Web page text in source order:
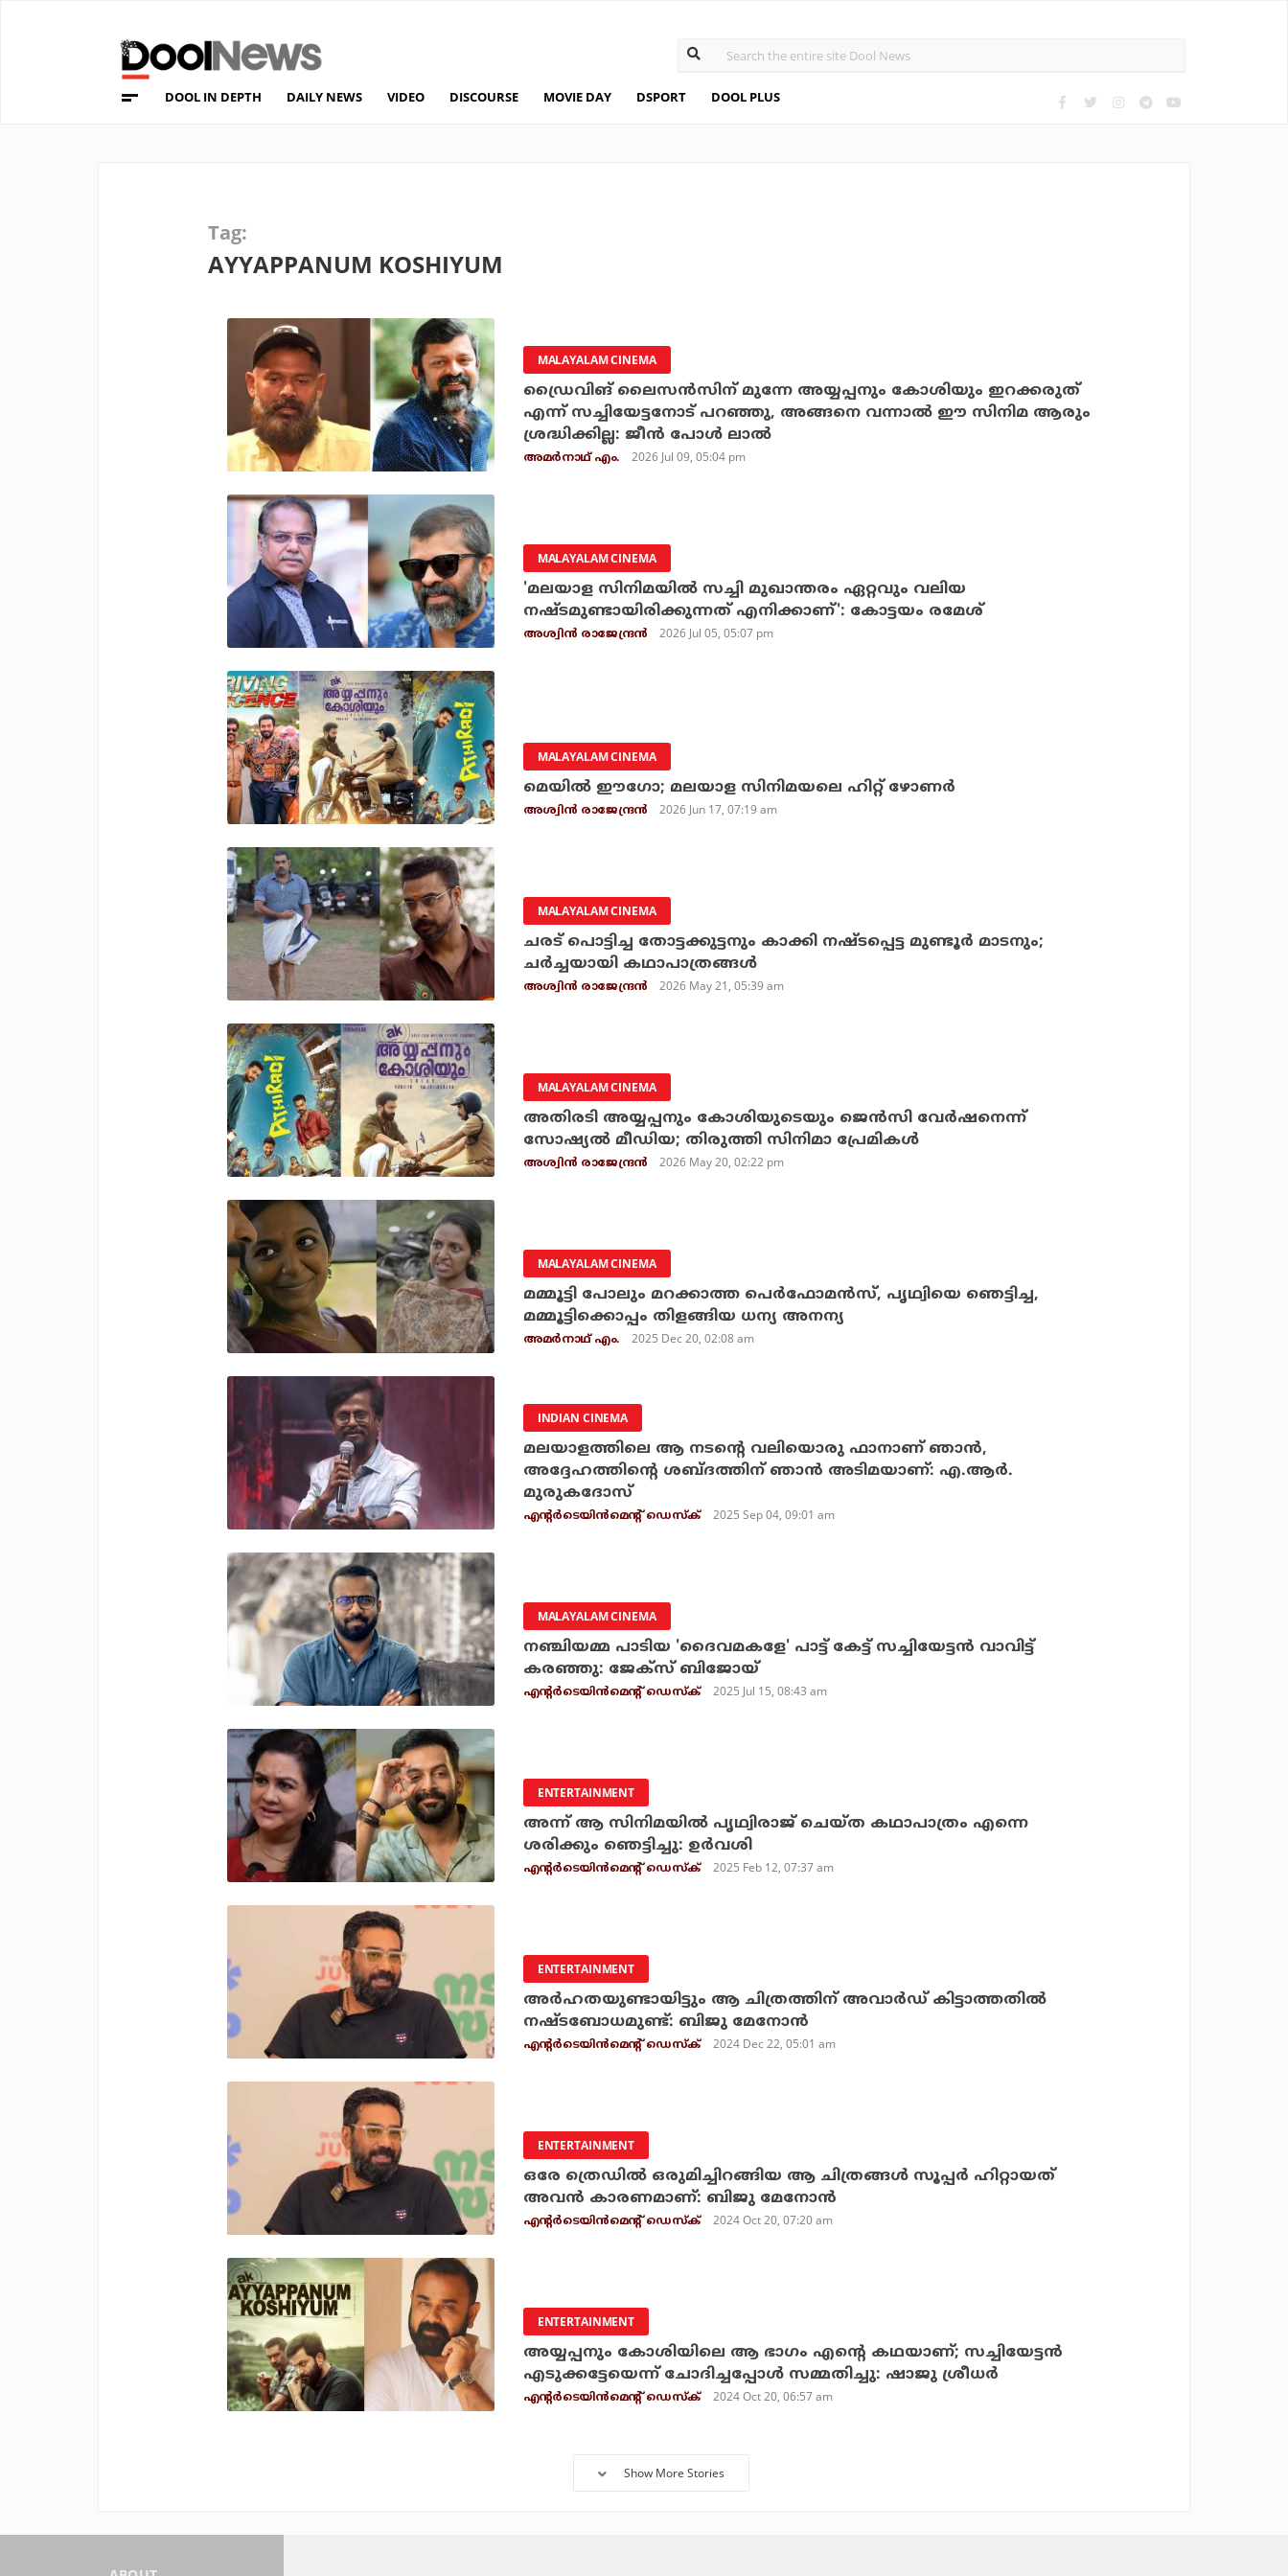
DOOL IN DEPTH DAILY NEWS VIDEO DISCOURSE MOVIE DAY DSPORT DOOL PLUS
Tag:
AYYAPPANUM KOSHIYUM
MALAYALAM CINEMA
ഡ്രൈവിങ് ലൈസന്‍സിന് മുന്നേ അയ്യപ്പനും കോശിയും ഇറക്കരുത്
എന്ന് സച്ചിയേട്ടനോട് പറഞ്ഞു, അങ്ങനെ വന്നാല്‍ ഈ സിനിമ ആരും
ശ്രദ്ധിക്കില്ല: ജീന്‍ പോള്‍ ലാല്‍
അമര്‍നാഥ് എം. 2026 Jul 09, 05:04 pm
MALAYALAM CINEMA
'മലയാള സിനിമയില്‍ സച്ചി മുഖാന്തരം ഏറ്റവും വലിയ
നഷ്ടമുണ്ടായിരിക്കുന്നത് എനിക്കാണ്': കോട്ടയം രമേശ്
അശ്വിന്‍ രാജേന്ദ്രന്‍ 2026 Jul 05, 05:07 pm
MALAYALAM CINEMA
മെയില്‍ ഈഗോ; മലയാള സിനിമയലെ ഹിറ്റ് ഴോണര്‍
അശ്വിന്‍ രാജേന്ദ്രന്‍ 2026 Jun 17, 07:19 am
MALAYALAM CINEMA
ചരട് പൊട്ടിച്ച തോട്ടക്കുട്ടനും കാക്കി നഷ്ടപ്പെട്ട മുണ്ടൂര്‍ മാടനും;
ചര്‍ച്ചയായി കഥാപാത്രങ്ങള്‍
അശ്വിന്‍ രാജേന്ദ്രന്‍ 2026 May 21, 05:39 am
MALAYALAM CINEMA
അതിരടി അയ്യപ്പനും കോശിയുടെയും ജെന്‍സി വേര്‍ഷനെന്ന്
സോഷ്യല്‍ മീഡിയ; തിരുത്തി സിനിമാ പ്രേമികള്‍
അശ്വിന്‍ രാജേന്ദ്രന്‍ 2026 May 20, 02:22 pm
MALAYALAM CINEMA
മമ്മൂട്ടി പോലും മറക്കാത്ത പെര്‍ഫോമന്‍സ്, പൃഥ്വിയെ ഞെട്ടിച്ച,
മമ്മൂട്ടിക്കൊപ്പം തിളങ്ങിയ ധന്യ അനന്യ
അമര്‍നാഥ് എം. 2025 Dec 20, 02:08 am
INDIAN CINEMA
മലയാളത്തിലെ ആ നടന്റെ വലിയൊരു ഫാനാണ് ഞാന്‍,
അദ്ദേഹത്തിന്റെ ശബ്ദത്തിന് ഞാന്‍ അടിമയാണ്: എ.ആര്‍.
മുരുകദോസ്
എന്റര്‍ടെയിന്‍മെന്റ് ഡെസ്‌ക് 2025 Sep 04, 09:01 am
MALAYALAM CINEMA
നഞ്ചിയമ്മ പാടിയ 'ദൈവമകളേ' പാട്ട് കേട്ട് സച്ചിയേട്ടൻ വാവിട്ട്
കരഞ്ഞു: ജേക്സ് ബിജോയ്
എന്റര്‍ടെയിന്‍മെന്റ് ഡെസ്‌ക് 2025 Jul 15, 08:43 am
ENTERTAINMENT
അന്ന് ആ സിനിമയില്‍ പൃഥ്വിരാജ് ചെയ്ത കഥാപാത്രം എന്നെ
ശരിക്കും ഞെട്ടിച്ചു: ഉര്‍വശി
എന്റര്‍ടെയിന്‍മെന്റ് ഡെസ്‌ക് 2025 Feb 12, 07:37 am
ENTERTAINMENT
അർഹതയുണ്ടായിട്ടും ആ ചിത്രത്തിന് അവാർഡ് കിട്ടാത്തതിൽ
നഷ്ടബോധമുണ്ട്: ബിജു മേനോൻ
എന്റര്‍ടെയിന്‍മെന്റ് ഡെസ്‌ക് 2024 Dec 22, 05:01 am
ENTERTAINMENT
ഒരേ ത്രെഡിൽ ഒരുമിച്ചിറങ്ങിയ ആ ചിത്രങ്ങൾ സൂപ്പർ ഹിറ്റായത്
അവൻ കാരണമാണ്: ബിജു മേനോൻ
എന്റര്‍ടെയിന്‍മെന്റ് ഡെസ്‌ക് 2024 Oct 20, 07:20 am
ENTERTAINMENT
അയ്യപ്പനും കോശിയിലെ ആ ഭാഗം എന്റെ കഥയാണ്; സച്ചിയേട്ടന്‍
എടുക്കട്ടേയെന്ന് ചോദിച്ചപ്പോള്‍ സമ്മതിച്ചു: ഷാജു ശ്രീധര്‍
എന്റര്‍ടെയിന്‍മെന്റ് ഡെസ്‌ക് 2024 Oct 20, 06:57 am
Show More Stories